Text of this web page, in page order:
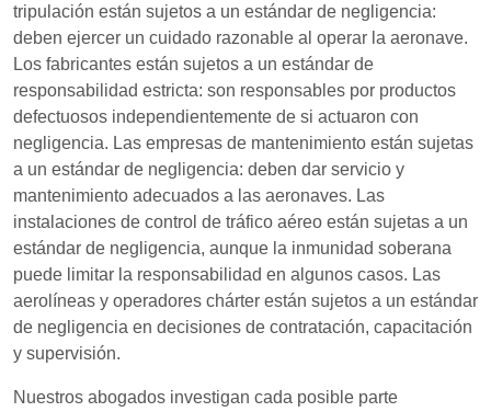
tripulación están sujetos a un estándar de negligencia:
deben ejercer un cuidado razonable al operar la aeronave.
Los fabricantes están sujetos a un estándar de
responsabilidad estricta: son responsables por productos
defectuosos independientemente de si actuaron con
negligencia. Las empresas de mantenimiento están sujetas
a un estándar de negligencia: deben dar servicio y
mantenimiento adecuados a las aeronaves. Las
instalaciones de control de tráfico aéreo están sujetas a un
estándar de negligencia, aunque la inmunidad soberana
puede limitar la responsabilidad en algunos casos. Las
aerolíneas y operadores chárter están sujetos a un estándar
de negligencia en decisiones de contratación, capacitación
y supervisión.
Nuestros abogados investigan cada posible parte